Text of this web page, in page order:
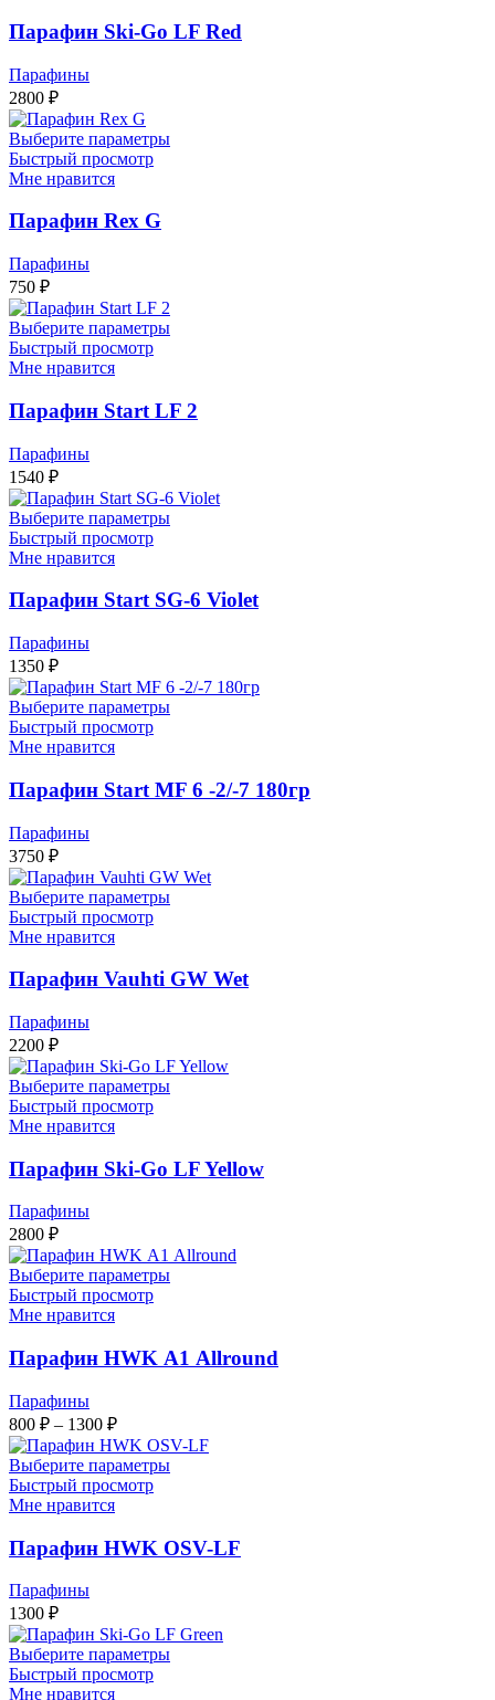
Парафин Ski-Go LF Red
Парафины
2800 ₽
Выберите параметры
Быстрый просмотр
Мне нравится
Парафин Rex G
Парафины
750 ₽
Выберите параметры
Быстрый просмотр
Мне нравится
Парафин Start LF 2
Парафины
1540 ₽
Выберите параметры
Быстрый просмотр
Мне нравится
Парафин Start SG-6 Violet
Парафины
1350 ₽
Выберите параметры
Быстрый просмотр
Мне нравится
Парафин Start MF 6 -2/-7 180гр
Парафины
3750 ₽
Выберите параметры
Быстрый просмотр
Мне нравится
Парафин Vauhti GW Wet
Парафины
2200 ₽
Выберите параметры
Быстрый просмотр
Мне нравится
Парафин Ski-Go LF Yellow
Парафины
2800 ₽
Выберите параметры
Быстрый просмотр
Мне нравится
Парафин HWK А1 Allround
Парафины
800 ₽ – 1300 ₽Диапазон
цен:
800 ₽
–
Выберите параметры
Быстрый просмотр
Мне нравится
Парафин HWK OSV-LF
Парафины
1300 ₽
Выберите параметры
Быстрый просмотр
Мне нравится